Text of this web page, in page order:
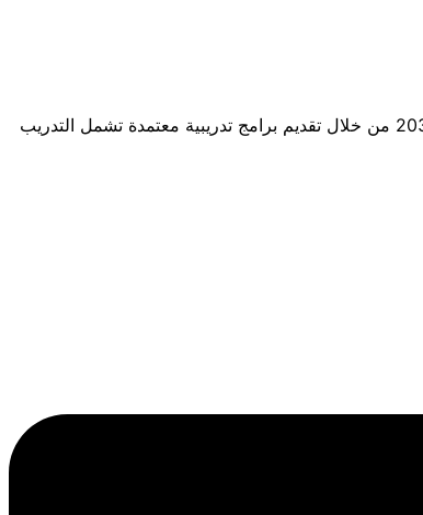
الأكاديمية السعودية للعلوم الرياضية هي جهة متخصصة في إعداد وتطوير الكفاءات في القطاع الرياضي بالمملكة، تأسست لدعم رؤية السعودية 2030 من خلال تقديم برامج تدريبية معتمدة تشمل التدريب